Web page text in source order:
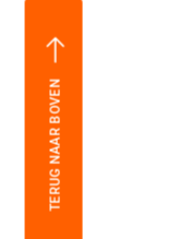
TERUG NAAR BOVEN